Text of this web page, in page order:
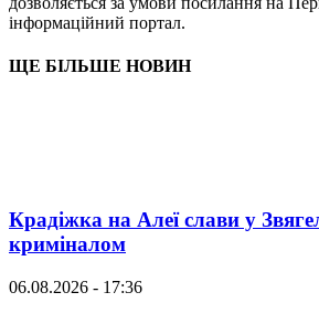
інформаційний портал.
ЩЕ БІЛЬШЕ НОВИН
Крадіжка на Алеї слави у
криміналом
06.08.2026 - 17:36